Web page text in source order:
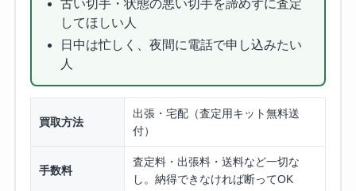
古い切手・状態の悪い切手を諦めずに査定
してほしい人
日中は忙しく、夜間に電話で申し込みたい
人
買取方法
出張・宅配（査定用キット無料送
付）
手数料
査定料・出張料・送料など一切な
し。納得できなければ断ってOK